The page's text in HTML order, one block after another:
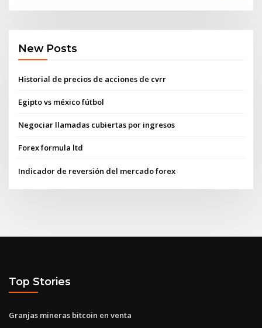
New Posts
Historial de precios de acciones de cvrr
Egipto vs méxico fútbol
Negociar llamadas cubiertas por ingresos
Forex formula ltd
Indicador de reversión del mercado forex
Top Stories
Granjas mineras bitcoin en venta